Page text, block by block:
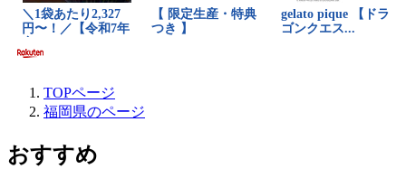
TOPページ
福岡県のページ
おすすめ